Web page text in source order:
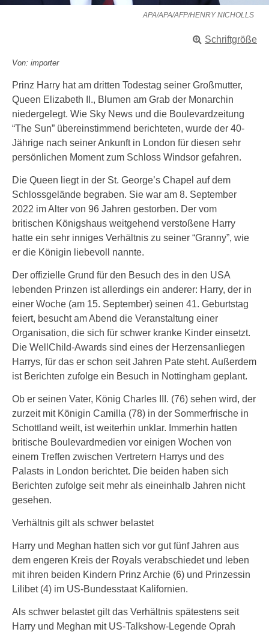
APA/APA/AFP/HENRY NICHOLLS
Schriftgröße
Von: importer
Prinz Harry hat am dritten Todestag seiner Großmutter,
Queen Elizabeth II., Blumen am Grab der Monarchin
niedergelegt. Wie Sky News und die Boulevardzeitung
“The Sun” übereinstimmend berichteten, wurde der 40-
Jährige nach seiner Ankunft in London für diesen sehr
persönlichen Moment zum Schloss Windsor gefahren.
Die Queen liegt in der St. George’s Chapel auf dem
Schlossgelände begraben. Sie war am 8. September
2022 im Alter von 96 Jahren gestorben. Der vom
britischen Königshaus weitgehend verstoßene Harry
hatte ein sehr inniges Verhältnis zu seiner “Granny”, wie
er die Königin liebevoll nannte.
Der offizielle Grund für den Besuch des in den USA
lebenden Prinzen ist allerdings ein anderer: Harry, der in
einer Woche (am 15. September) seinen 41. Geburtstag
feiert, besucht am Abend die Veranstaltung einer
Organisation, die sich für schwer kranke Kinder einsetzt.
Die WellChild-Awards sind eines der Herzensanliegen
Harrys, für das er schon seit Jahren Pate steht. Außerdem
ist Berichten zufolge ein Besuch in Nottingham geplant.
Ob er seinen Vater, König Charles III. (76) sehen wird, der
zurzeit mit Königin Camilla (78) in der Sommerfrische in
Schottland weilt, ist weiterhin unklar. Immerhin hatten
britische Boulevardmedien vor einigen Wochen von
einem Treffen zwischen Vertretern Harrys und des
Palasts in London berichtet. Die beiden haben sich
Berichten zufolge seit mehr als eineinhalb Jahren nicht
gesehen.
Verhältnis gilt als schwer belastet
Harry und Meghan hatten sich vor gut fünf Jahren aus
dem engeren Kreis der Royals verabschiedet und leben
mit ihren beiden Kindern Prinz Archie (6) und Prinzessin
Lilibet (4) im US-Bundesstaat Kalifornien.
Als schwer belastet gilt das Verhältnis spätestens seit
Harry und Meghan mit US-Talkshow-Legende Oprah